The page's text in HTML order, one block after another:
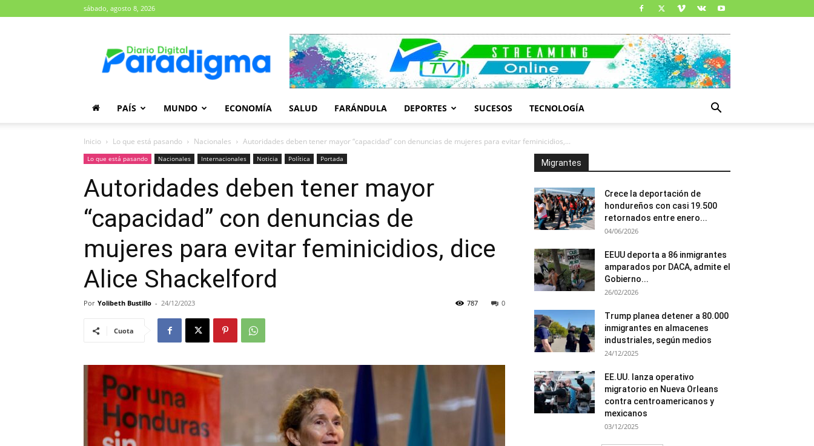
sábado, agosto 8, 2026
Paradigma
PAÍS MUNDO ECONOMÍA SALUD FARÁNDULA DEPORTES SUCESOS TECNOLOGÍA
Inicio Lo que está pasando Nacionales Autoridades deben tener mayor “capacidad” con denuncias de mujeres para evitar feminicidios,...
Lo que está pasando Nacionales Internacionales Noticia Política Portada
Autoridades deben tener mayor
“capacidad” con denuncias de
mujeres para evitar feminicidios, dice
Alice Shackelford
Por Yolibeth Bustillo - 24/12/2023 0
787
Cuota
Migrantes
Crece la deportación de
hondureños con casi 19.500
retornados entre enero...
04/06/2026
EEUU deporta a 86 inmigrantes
amparados por DACA, admite el
Gobierno...
26/02/2026
Trump planea detener a 80.000
inmigrantes en almacenes
industriales, según medios
24/12/2025
EE.UU. lanza operativo
migratorio en Nueva Orleans
contra centroamericanos y
mexicanos
03/12/2025